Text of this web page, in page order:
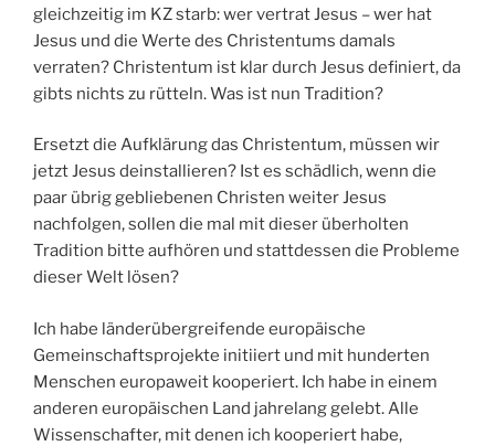
gleichzeitig im KZ starb: wer vertrat Jesus – wer hat
Jesus und die Werte des Christentums damals
verraten? Christentum ist klar durch Jesus definiert, da
gibts nichts zu rütteln. Was ist nun Tradition?
Ersetzt die Aufklärung das Christentum, müssen wir
jetzt Jesus deinstallieren? Ist es schädlich, wenn die
paar übrig gebliebenen Christen weiter Jesus
nachfolgen, sollen die mal mit dieser überholten
Tradition bitte aufhören und stattdessen die Probleme
dieser Welt lösen?
Ich habe länderübergreifende europäische
Gemeinschaftsprojekte initiiert und mit hunderten
Menschen europaweit kooperiert. Ich habe in einem
anderen europäischen Land jahrelang gelebt. Alle
Wissenschafter, mit denen ich kooperiert habe,